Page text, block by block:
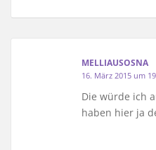
MELLIAUSOSNA
16. März 2015 um
Die würde ich
haben hier ja